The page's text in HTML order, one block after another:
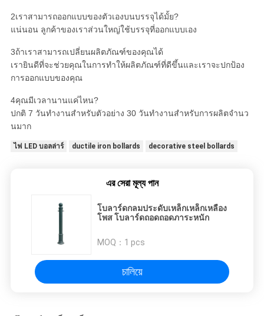
2เราสามารถออกแบบของตัวเองบนบรรจุได้มั้ย?
แน่นอน ลูกค้าของเราส่วนใหญ่ใช้บรรจุที่ออกแบบเอง
3ถ้าเราสามารถเปลี่ยนผลิตภัณฑ์ของคุณได้
เรายินดีที่จะช่วยคุณในการทําให้ผลิตภัณฑ์ที่ดีขึ้นและเราจะปกป้อง
การออกแบบของคุณ
4คุณมีเวลานานแค่ไหน?
ปกติ 7 วันทํางานสําหรับตัวอย่าง 30 วันทํางานสําหรับการผลิตจํานว
นมาก
ไฟ LED บอลล่าร์ ductile iron bollards decorative steel bollards
এর সেরা মূল্য পান
โบลาร์ดกลมประดับเหล็กเหล็กเหลือง
โพส โบลาร์ดถอดถอดภาระหนัก
MOQ： 1 pcs
চালিয়ে